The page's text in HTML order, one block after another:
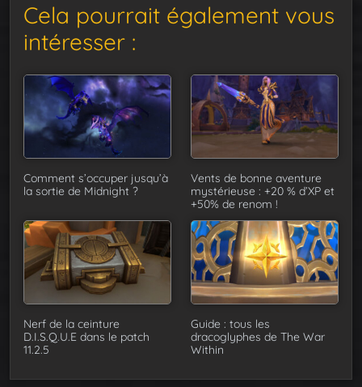
Cela pourrait également vous
intéresser :
Comment s’occuper jusqu’à
la sortie de Midnight ?
Vents de bonne aventure
mystérieuse : +20 % d’XP et
+50% de renom !
Nerf de la ceinture
D.I.S.Q.U.E dans le patch
11.2.5
Guide : tous les
dracoglyphes de The War
Within